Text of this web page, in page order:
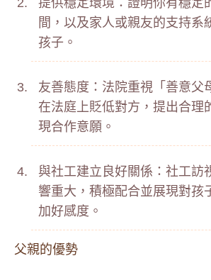
提供穩定環境：證明你有穩定
間，以及家人或親友的支持系
孩子。
友善態度：法院重視「善意父
在法庭上貶低對方，提出合理
現合作意願。
與社工建立良好關係：社工訪
響重大，積極配合並展現對孩
加好感度。
父親的優勢